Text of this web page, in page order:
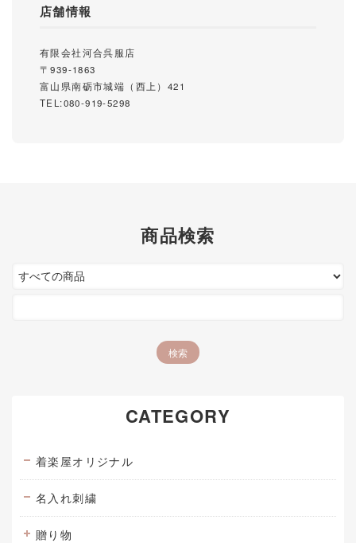
商品検索
CATEGORY
着楽屋オリジナル
名入れ刺繍
贈り物
店舗情報
有限会社河合呉服店
〒939-1863
富山県南砺市城端（西上）421
TEL:080-919-5298